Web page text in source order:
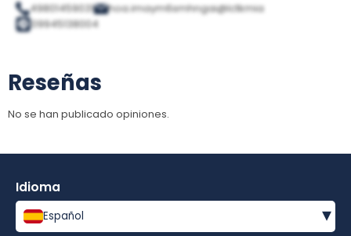
49801459031
hoa.imaym6smhngai@lctkmia
09945138004
Reseñas
No se han publicado opiniones.
Idioma
Español ▾